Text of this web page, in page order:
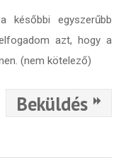
egyszerűbb
azt, hogy a
(nem kötelező)
Beküldés